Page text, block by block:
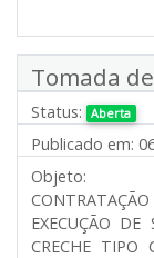
Tomada
Status: Aberta
Publicado em:
Objeto:
EXECUÇÃO DE
CRECHE TIPO